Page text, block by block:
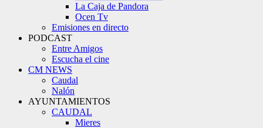
La Caja de Pandora
Ocen Tv
Emisiones en directo
PODCAST
Entre Amigos
Escucha el cine
CM NEWS
Caudal
Nalón
AYUNTAMIENTOS
CAUDAL
Mieres